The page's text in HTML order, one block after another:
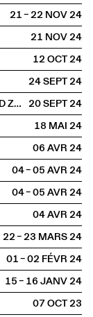
21 – 22 NOV2024
21 NOV2024
12 OCT2024
24 SEPT2024
KRASSEN KRASTEV, CAROLINE LAM & DAVID ZAGARI 20 SEPT2024
18 MAI2024
06 AVR2024
04 – 05 AVR2024
04 – 05 AVR2024
04 AVR2024
22 – 23 MARS2024
01 – 02 FÉVR2024
15 – 16 JANV2024
07 OCT2023